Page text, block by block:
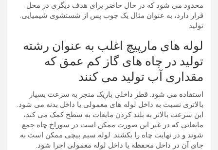
محدود می شود که در حال حاضر برای هدف دیگری در محل
قرار دارد، به عنوان مثال یک چوب پس از شستشوی شیمیایی.
تولید
لوله های مارپیچ اغلب به عنوان رشته
تولید در چاه های گاز کم عمق که
مقداری آب تولید می کنند
استفاده می شود. قطر داخلی باریک منجر به سرعت بسیار
بالاتری نسبت به داخل لوله های معمولی یا داخل بدنه می شود.
این سرعت بالاتر به بلند کردن مایعات به سطح کمک می کند،
مایعاتی که در غیر این صورت ممکن است در سوراخ چاه جمع
شوند و در نهایت چاه را بکشند. لوله سیم پیچی ممکن است به
جای آن در داخل محفظه یا داخل لوله معمولی اجرا شود.